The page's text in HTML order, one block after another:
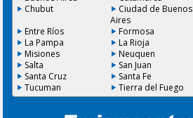
Chubut
Ciudad de Buenos
Aires
Entre Ríos
Formosa
La Pampa
La Rioja
Misiones
Neuquen
Salta
San Juan
Santa Cruz
Santa Fe
Tucuman
Tierra del Fuego